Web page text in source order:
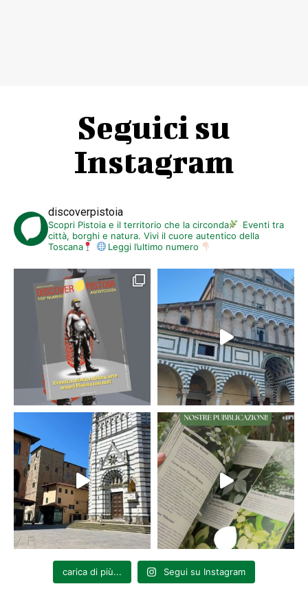
Seguici su
Instagram
discoverpistoia
Scopri Pistoia e il territorio che la circonda
Eventi tra
città, borghi e natura. Vivi il cuore autentico della
Toscana
Leggi l’ultimo numero
carica di più... Segui su Instagram